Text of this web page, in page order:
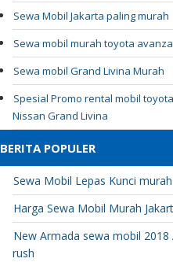
Sewa Mobil Jakarta paling murah
Sewa mobil murah toyota avanza
Sewa mobil Grand Livina Murah
Spesial Promo rental mobil
Nissan Grand Livina
BERITA POPULER
Sewa Mobil Lepas Kunci
Harga Sewa Mobil Murah
New Armada sewa mobil
rush